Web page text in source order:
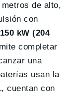
de alto,
con
150 kW (204
completar
una
usan la
cuentan con